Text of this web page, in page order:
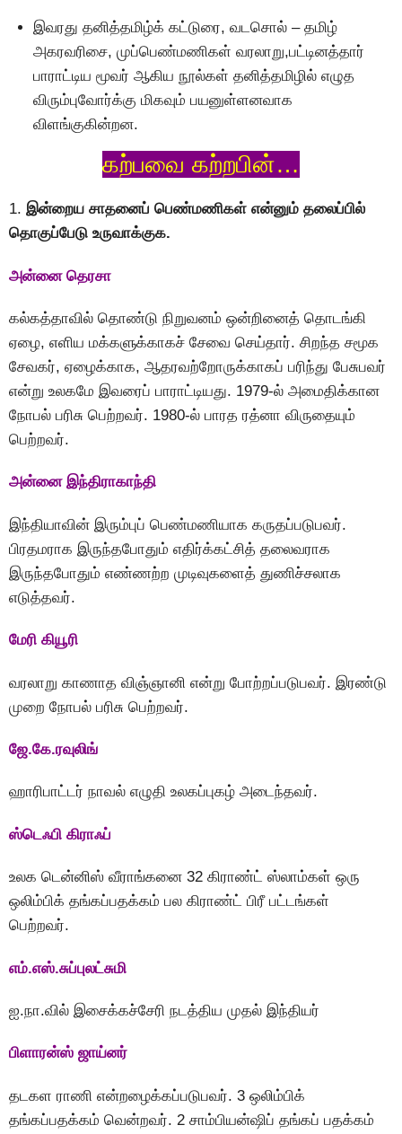
இவரது தனித்தமிழ்க் கட்டுரை, வடசொல் – தமிழ்
அகரவரிசை, முப்பெண்மணிகள் வரலாறு,பட்டினத்தார்
பாராட்டிய மூவர் ஆகிய நூல்கள் தனித்தமிழில் எழுத
விரும்புவோர்க்கு மிகவும் பயனுள்ளனவாக
விளங்குகின்றன.
கற்பவை கற்றபின்…
1. இன்றைய சாதனைப் பெண்மணிகள் என்னும் தலைப்பில்
தொகுப்பேடு உருவாக்குக.
அன்னை தெரசா
கல்கத்தாவில் தொண்டு நிறுவனம் ஒன்றினைத் தொடங்கி
ஏழை, எளிய மக்களுக்காகச் சேவை செய்தார். சிறந்த சமூக
சேவகர், ஏழைக்காக, ஆதரவற்றோருக்காகப் பரிந்து பேசுபவர்
என்று உலகமே இவரைப் பாராட்டியது. 1979-ல் அமைதிக்கான
நோபல் பரிசு பெற்றவர். 1980-ல் பாரத ரத்னா விருதையும்
பெற்றவர்.
அன்னை இந்திராகாந்தி
இந்தியாவின் இரும்புப் பெண்மணியாக கருதப்படுபவர்.
பிரதமராக இருந்தபோதும் எதிர்க்கட்சித் தலைவராக
இருந்தபோதும் எண்ணற்ற முடிவுகளைத் துணிச்சலாக
எடுத்தவர்.
மேரி கியூரி
வரலாறு காணாத விஞ்ஞானி என்று போற்றப்படுபவர். இரண்டு
முறை நோபல் பரிசு பெற்றவர்.
ஜே.கே.ரவுலிங்
ஹாரிபாட்டர் நாவல் எழுதி உலகப்புகழ் அடைந்தவர்.
ஸ்டெஃபி கிராஃப்
உலக டென்னிஸ் வீராங்கனை 32 கிராண்ட் ஸ்லாம்கள் ஒரு
ஒலிம்பிக் தங்கப்பதக்கம் பல கிராண்ட் பிரீ பட்டங்கள்
பெற்றவர்.
எம்.எஸ்.சுப்புலட்சுமி
ஐ.நா.வில் இசைக்கச்சேரி நடத்திய முதல் இந்தியர்
பிளாரன்ஸ் ஜாய்னர்
தடகள ராணி என்றழைக்கப்படுபவர். 3 ஒலிம்பிக்
தங்கப்பதக்கம் வென்றவர். 2 சாம்பியன்ஷிப் தங்கப் பதக்கம்